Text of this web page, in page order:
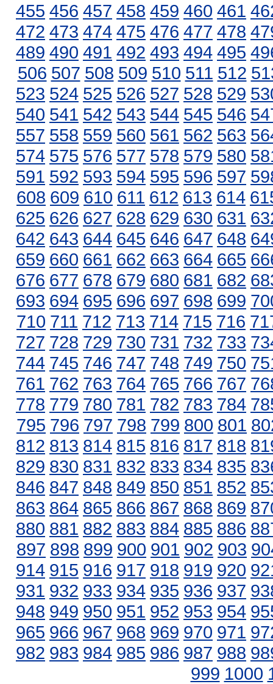
455 456 457 458 459 460 461
472 473 474 475 476 477 478
489 490 491 492 493 494 495
506 507 508 509 510 511 512
523 524 525 526 527 528 529
540 541 542 543 544 545 546
557 558 559 560 561 562 563
574 575 576 577 578 579 580
591 592 593 594 595 596 597
608 609 610 611 612 613 614
625 626 627 628 629 630 631
642 643 644 645 646 647 648
659 660 661 662 663 664 665
676 677 678 679 680 681 682
693 694 695 696 697 698 699
710 711 712 713 714 715 716
727 728 729 730 731 732 733
744 745 746 747 748 749 750
761 762 763 764 765 766 767
778 779 780 781 782 783 784
795 796 797 798 799 800 801
812 813 814 815 816 817 818
829 830 831 832 833 834 835
846 847 848 849 850 851 852
863 864 865 866 867 868 869
880 881 882 883 884 885 886
897 898 899 900 901 902 903
914 915 916 917 918 919 920
931 932 933 934 935 936 937
948 949 950 951 952 953 954
965 966 967 968 969 970 971
982 983 984 985 986 987 988
999 1000